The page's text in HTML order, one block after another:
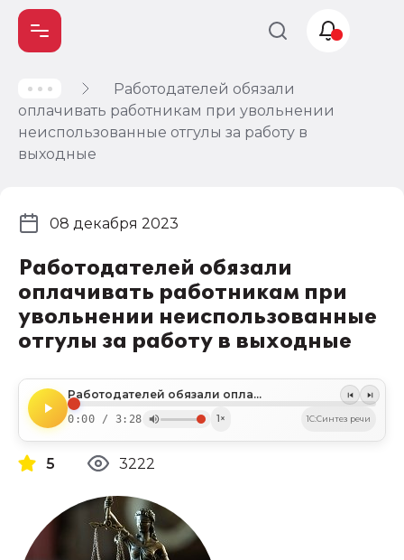
Работодателей обязали
оплачивать работникам при увольнении
неиспользованные отгулы за работу в
выходные
Работодателей обязали
оплачивать работникам при
увольнении неиспользованные
отгулы за работу в выходные
Работодателей обязали оплачивать работникам при увольнении неиспользованные отгулы за работу в выходные
0:00 / 3:28 1× 1C:Синтез речи
08 декабря 2023
5 3222
Учет и
налогообложение
Автоматизация